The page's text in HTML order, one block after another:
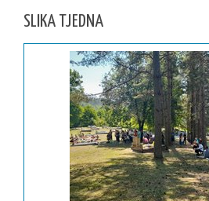
SLIKA TJEDNA